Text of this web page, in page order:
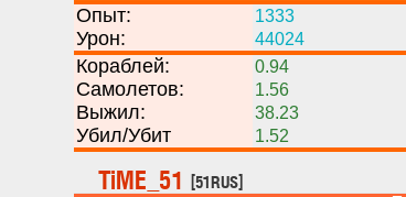
Опыт: 1333
Урон: 44024
Кораблей: 0.94
Самолетов: 1.56
Выжил: 38.23
Убил/Убит 1.52